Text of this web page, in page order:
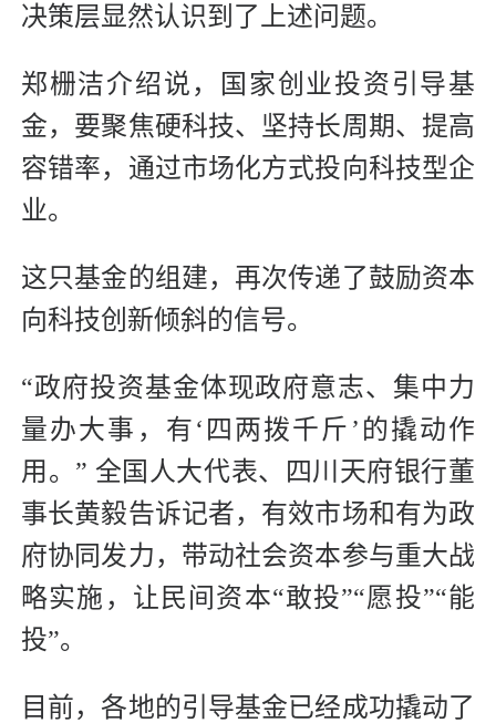
决策层显然认识到了上述问题。
郑栅洁介绍说，国家创业投资引导基
金，要聚焦硬科技、坚持长周期、提高
容错率，通过市场化方式投向科技型企
业。
这只基金的组建，再次传递了鼓励资本
向科技创新倾斜的信号。
“政府投资基金体现政府意志、集中力
量办大事，有‘四两拨千斤’的撬动作
用。” 全国人大代表、四川天府银行董
事长黄毅告诉记者，有效市场和有为政
府协同发力，带动社会资本参与重大战
略实施，让民间资本“敢投”“愿投”“能
投”。
目前，各地的引导基金已经成功撬动了